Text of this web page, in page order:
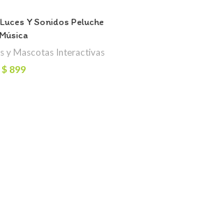
Y Sonidos Peluche
Música
y Mascotas Interactivas
$899